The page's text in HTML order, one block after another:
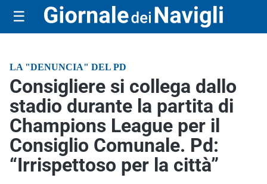
☰
LA "DENUNCIA" DEL PD
Consigliere si collega dallo
stadio durante la partita di
Champions League per il
Consiglio Comunale. Pd:
“Irrispettoso per la città”